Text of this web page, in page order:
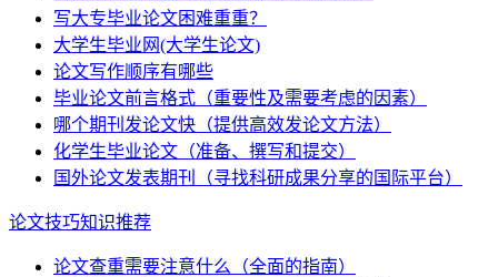
写大专毕业论文困难重重？
大学生毕业网(大学生论文)
论文写作顺序有哪些
毕业论文前言格式（重要性及需要考虑的因素）
哪个期刊发论文快（提供高效发论文方法）
化学生毕业论文（准备、撰写和提交）
国外论文发表期刊（寻找科研成果分享的国际平台）
论文技巧知识推荐
论文查重需要注意什么（全面的指南）